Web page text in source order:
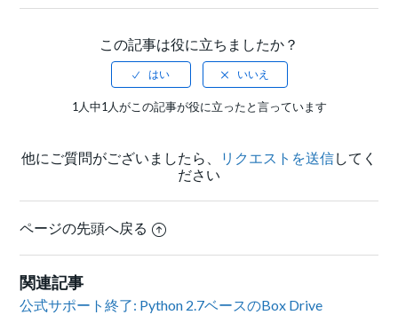
この記事は役に立ちましたか？
1人中1人がこの記事が役に立ったと言っています
他にご質問がございましたら、 リクエストを送信してく
ださい
ページの先頭へ戻る
関連記事
公式サポート終了: Python 2.7ベースのBox Drive